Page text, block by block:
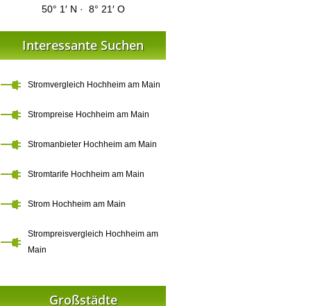
50° 1′ N · 8° 21′ O
Interessante Suchen
Stromvergleich Hochheim am Main
Strompreise Hochheim am Main
Stromanbieter Hochheim am Main
Stromtarife Hochheim am Main
Strom Hochheim am Main
Strompreisvergleich Hochheim am
Main
Großstädte